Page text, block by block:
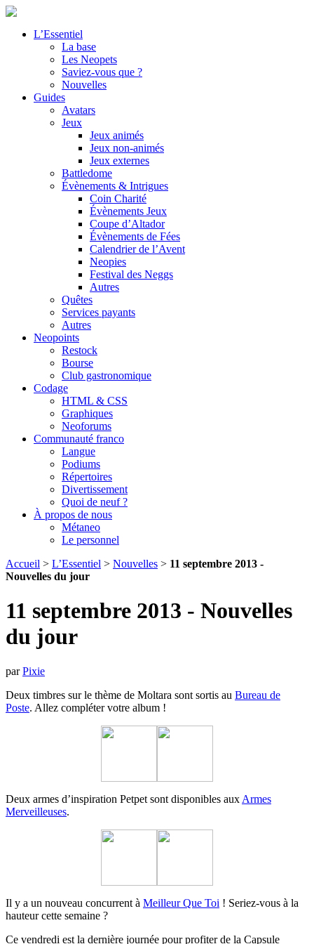
L’Essentiel
La base
Les Neopets
Saviez-vous que ?
Nouvelles
Guides
Avatars
Jeux
Jeux animés
Jeux non-animés
Jeux externes
Battledome
Évènements & Intrigues
Coin Charité
Évènements Jeux
Coupe d’Altador
Évènements de Fées
Calendrier de l’Avent
Neopies
Festival des Neggs
Autres
Quêtes
Services payants
Autres
Neopoints
Restock
Bourse
Club gastronomique
Codage
HTML & CSS
Graphiques
Neoforums
Communauté franco
Langue
Podiums
Répertoires
Divertissement
Quoi de neuf ?
À propos de nous
Métaneo
Le personnel
Accueil > L’Essentiel > Nouvelles > 11 septembre 2013 -
Nouvelles du jour
11 septembre 2013 - Nouvelles
du jour
parPixie
Deux timbres sur le thème de Moltara sont sortis au Bureau de
Poste. Allez compléter votre album !
Deux armes d’inspiration Petpet sont disponibles aux Armes
Merveilleuses.
Il y a un nouveau concurrent à Meilleur Que Toi ! Seriez-vous à la
hauteur cette semaine ?
Ce vendredi est la dernière journée pour profiter de la Capsule